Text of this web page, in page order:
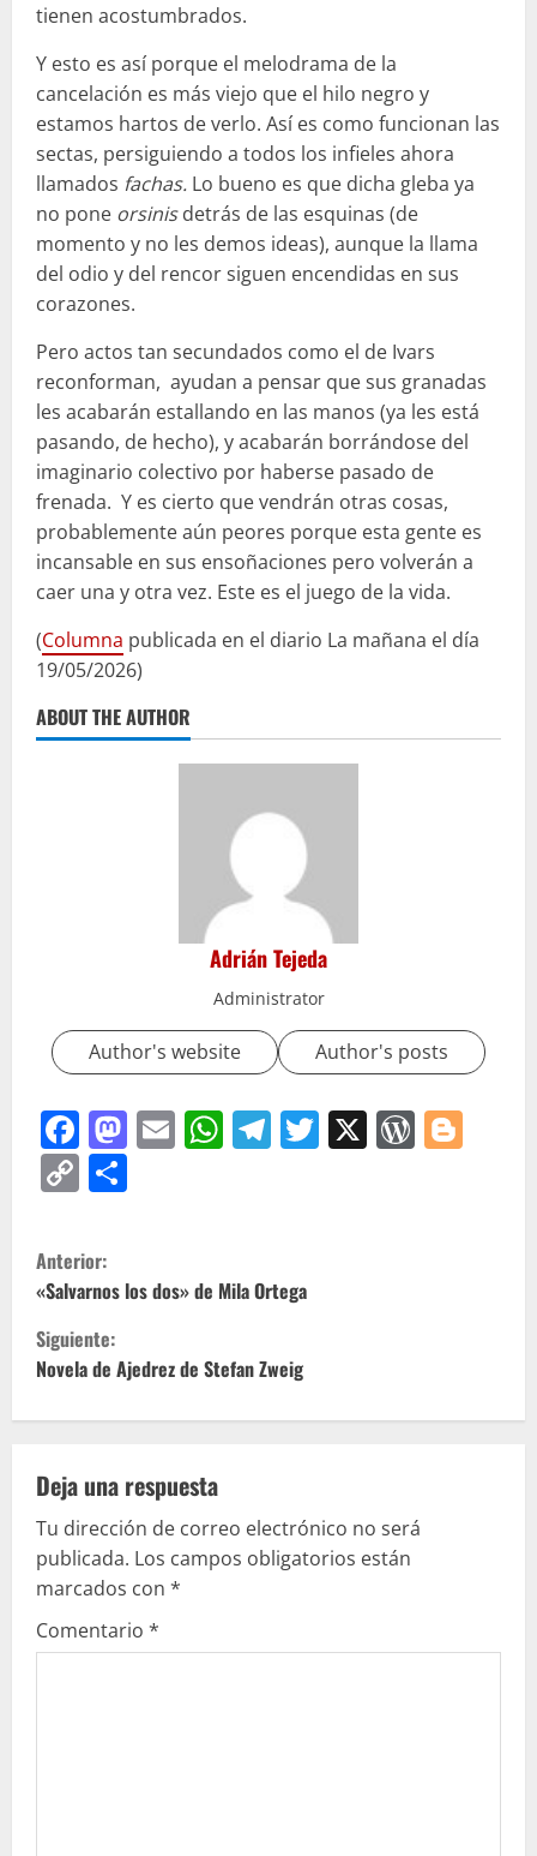
tienen acostumbrados.
Y esto es así porque el melodrama de la
cancelación es más viejo que el hilo negro y
estamos hartos de verlo. Así es como funcionan las
sectas, persiguiendo a todos los infieles ahora
llamados fachas. Lo bueno es que dicha gleba ya
no pone orsinisdetrás de las esquinas (de
momento y no les demos ideas), aunque la llama
del odio y del rencor siguen encendidas en sus
corazones.
Pero actos tan secundados como el de Ivars
reconforman, ayudan a pensar que sus granadas
les acabarán estallando en las manos (ya les está
pasando, de hecho), y acabarán borrándose del
imaginario colectivo por haberse pasado de
frenada. Y es cierto que vendrán otras cosas,
probablemente aún peores porque esta gente es
incansable en sus ensoñaciones pero volverán a
caer una y otra vez. Este es el juego de la vida.
(Columna publicada en el diario La mañana el día
19/05/2026)
ABOUT THE AUTHOR
Adrián Tejeda
Administrator
Author's website Author's posts
Facebook
Mastodon
EmailWhatsApp
Telegram
Twitter
X
Copy
S
i
g
l
e
y
e
Anterior:
«Salvarnos los dos» de Mila Ortega
Siguiente:
Novela de Ajedrez de Stefan Zweig
Deja una respuesta
Tu dirección de correo electrónico no será
publicada. Los campos obligatorios están
marcados con *
Comentario *